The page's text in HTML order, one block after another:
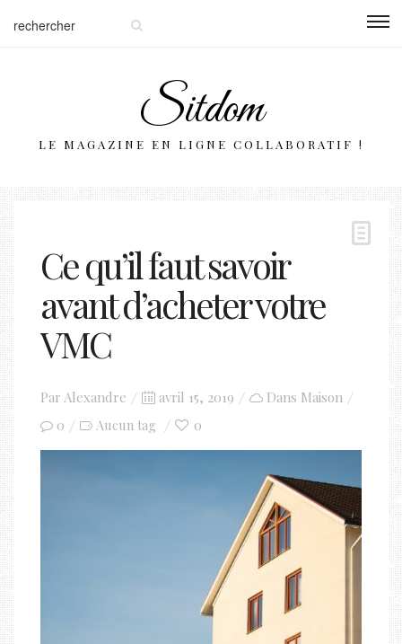
Sitdom
LE MAGAZINE EN LIGNE COLLABORATIF !
Ce qu’il faut savoir
avant d’acheter votre
VMC
Par Alexandre
Posted
on
avril 15, 2019 Dans Maison
0
Aucun tag 0